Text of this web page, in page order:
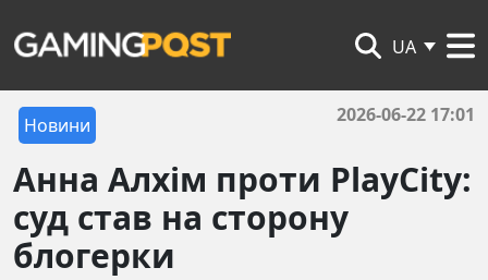
UA
Новини 2026-06-22 17:01
Анна Алхім проти PlayCity:
суд став на сторону
блогерки